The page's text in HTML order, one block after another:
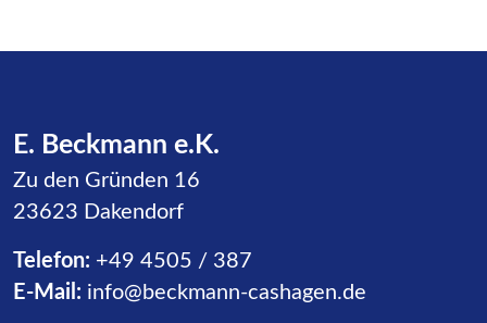
E. Beckmann e.K.
Zu den Gründen 16
23623 Dakendorf
Telefon: +49 4505 / 387
E-Mail: info@beckmann-cashagen.de